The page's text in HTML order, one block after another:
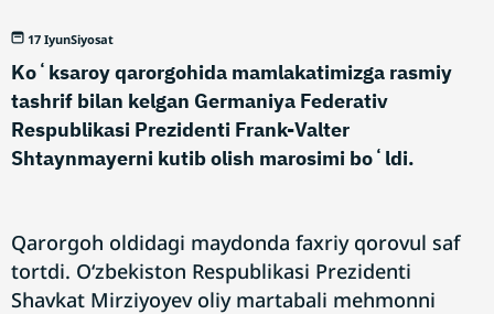
17 IyunSiyosat
Koʻksaroy qarorgohida mamlakatimizga rasmiy
tashrif bilan kelgan Germaniya Federativ
Respublikasi Prezidenti Frank-Valter
Shtaynmayerni kutib olish marosimi boʻldi.
Qarorgoh oldidagi maydonda faxriy qorovul saf
tortdi. Oʻzbekiston Respublikasi Prezidenti
Shavkat Mirziyoyev oliy martabali mehmonni